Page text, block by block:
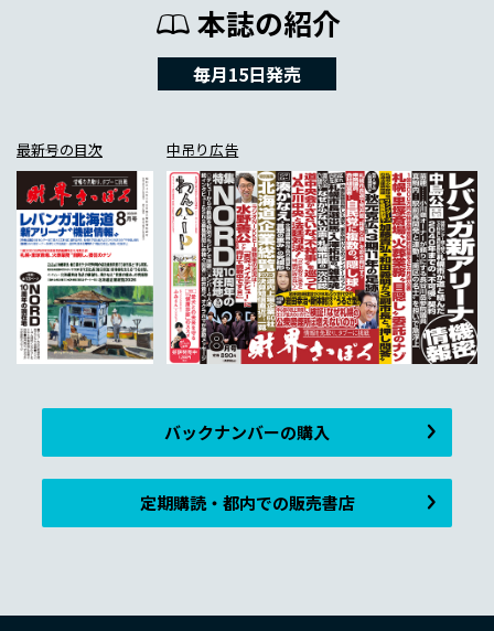
本誌の紹介
毎月15日発売
最新号の目次 中吊り広告
バックナンバーの購入
定期購読・都内での販売書店